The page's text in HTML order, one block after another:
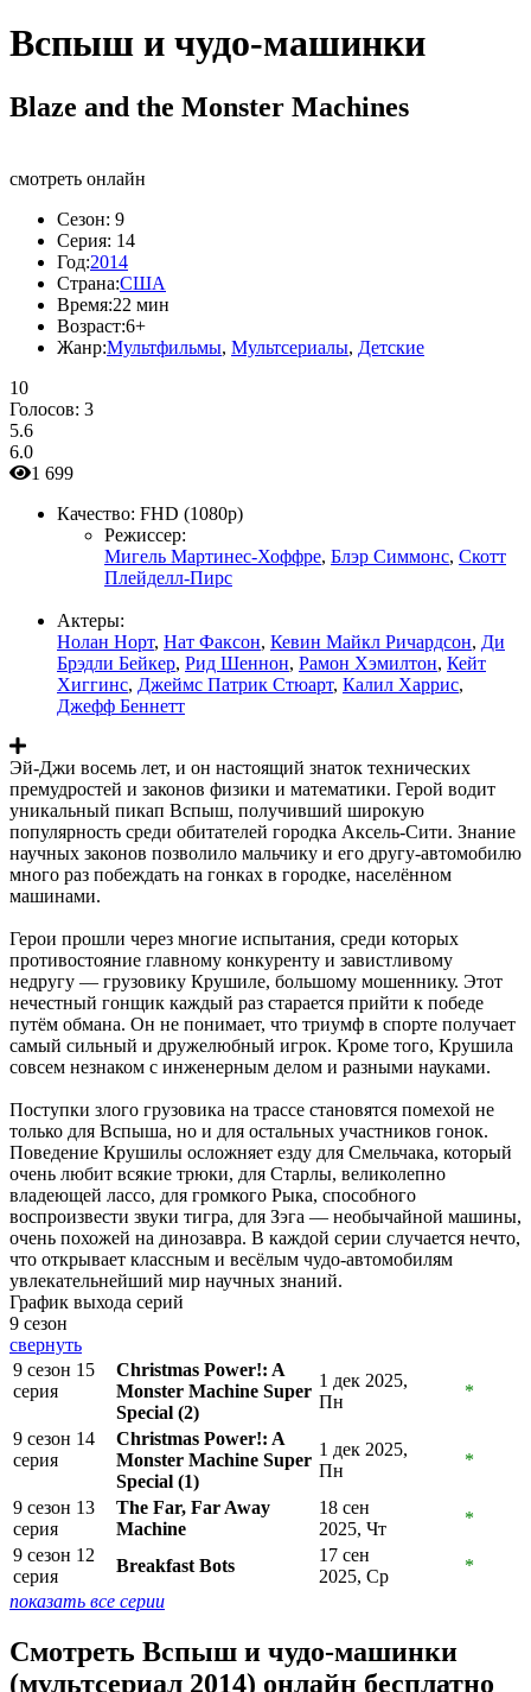
Вспыш и чудо-машинки
Blaze and the Monster Machines
смотреть онлайн
Сезон: 9
Серия: 14
Год:2014
Страна:США
Время:22 мин
Возраст:6+
Жанр:Мультфильмы, Мультсериалы, Детские
10
Голосов: 3
5.6
6.0
1 699
Качество: FHD (1080p)
Режиссер:
Мигель Мартинес-Хоффре, Блэр Симмонс, Скотт
Плейделл-Пирс
Актеры:
Нолан Норт, Нат Факсон, Кевин Майкл Ричардсон, Ди
Брэдли Бейкер, Рид Шеннон, Рамон Хэмилтон, Кейт
Хиггинс, Джеймс Патрик Стюарт, Калил Харрис,
Джефф Беннетт
Эй-Джи восемь лет, и он настоящий знаток технических
премудростей и законов физики и математики. Герой водит
уникальный пикап Вспыш, получивший широкую
популярность среди обитателей городка Аксель-Сити. Знание
научных законов позволило мальчику и его другу-автомобилю
много раз побеждать на гонках в городке, населённом
машинами.
Герои прошли через многие испытания, среди которых
противостояние главному конкуренту и завистливому
недругу — грузовику Крушиле, большому мошеннику. Этот
нечестный гонщик каждый раз старается прийти к победе
путём обмана. Он не понимает, что триумф в спорте получает
самый сильный и дружелюбный игрок. Кроме того, Крушила
совсем незнаком с инженерным делом и разными науками.
Поступки злого грузовика на трассе становятся помехой не
только для Вспыша, но и для остальных участников гонок.
Поведение Крушилы осложняет езду для Смельчака, который
очень любит всякие трюки, для Старлы, великолепно
владеющей лассо, для громкого Рыка, способного
воспроизвести звуки тигра, для Зэга — необычайной машины,
очень похожей на динозавра. В каждой серии случается нечто,
что открывает классным и весёлым чудо-автомобилям
увлекательнейший мир научных знаний.
График выхода серий
9 сезон
свернуть
9 сезон 15
серия
Christmas Power!: A
Monster Machine Super
Special (2)
1 дек 2025,
Пн
*
9 сезон 14
серия
Christmas Power!: A
Monster Machine Super
Special (1)
1 дек 2025,
Пн
*
9 сезон 13
серия
The Far, Far Away
Machine
18 сен
2025, Чт
*
9 сезон 12
серия
Breakfast Bots
17 сен
2025, Ср
*
показать все серии
Смотреть Вспыш и чудо-машинки
(мультсериал 2014) онлайн бесплатно